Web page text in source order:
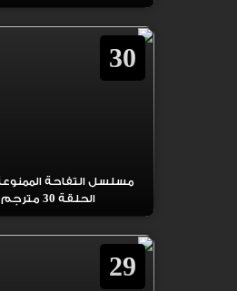
30
مسلسل التفاحة الممنوعة
الحلقة 30 مترجم ح104
29